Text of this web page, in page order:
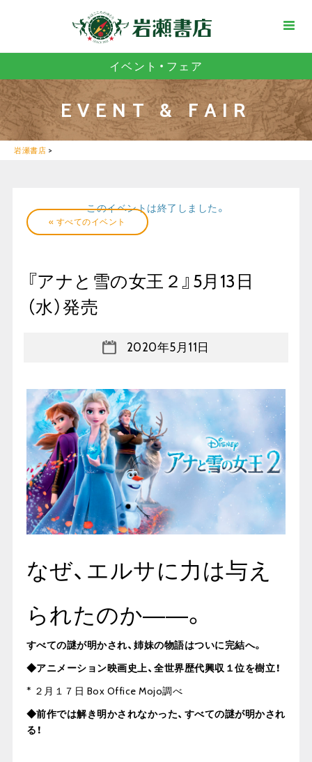
イベント・フェア
EVENT & FAIR
岩瀬書店 >
« すべてのイベント
このイベントは終了しました。
『アナと雪の女王２』5月13日
（水）発売
2020年5月11日
なぜ、エルサに力は与え
られたのか――。
すべての謎が明かされ、姉妹の物語はついに完結へ。
◆アニメーション映画史上、全世界歴代興収１位を樹立！
* ２月１７日 Box Office Mojo調べ
◆前作では解き明かされなかった、すべての謎が明かされ
る！